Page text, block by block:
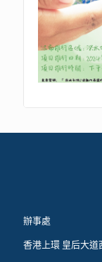
辦事處
香港上環 皇后大道